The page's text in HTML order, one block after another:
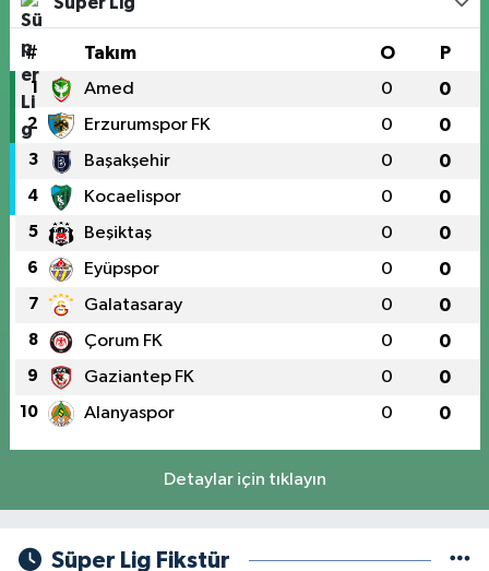
# Takım O P
1 Amed 0 0
2 Erzurumspor FK 0 0
3 Başakşehir 0 0
4 Kocaelispor 0 0
5 Beşiktaş 0 0
6 Eyüpspor 0 0
7 Galatasaray 0 0
8 Çorum FK 0 0
9 Gaziantep FK 0 0
10 Alanyaspor 0 0
Detaylar için tıklayın
Süper Lig Fikstür